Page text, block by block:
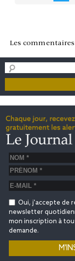
Les
Oui, j'accepte de
newsletter
mon inscription à
demande.